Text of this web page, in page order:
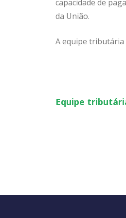
capacidade de
da União.
A equipe tributária
Equipe